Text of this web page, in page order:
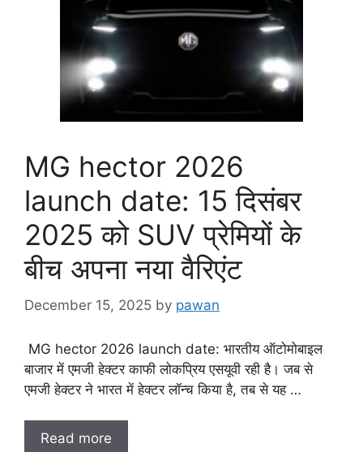
MG hector 2026
launch date: 15 दिसंबर
2025 को SUV प्रेमियों के
बीच अपना नया वैरिएंट
December 15, 2025 by pawan
MG hector 2026 launch date: भारतीय ऑटोमोबाइल
बाजार में एमजी हेक्टर काफी लोकप्रिय एसयूवी रही है। जब से
एमजी हेक्टर ने भारत में हेक्टर लॉन्च किया है, तब से यह …
Read more